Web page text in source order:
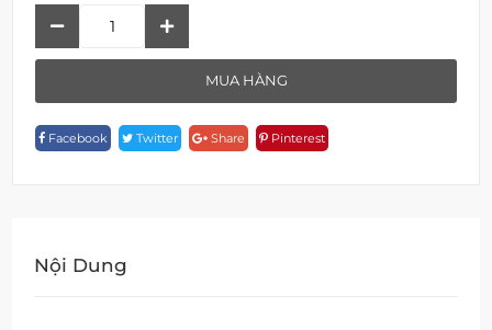
1D93
Quantity
MUA HÀNG
Facebook Twitter Share Pinterest
Nội Dung